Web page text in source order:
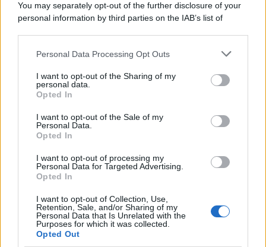
You may separately opt-out of the further disclosure of your
personal information by third parties on the IAB’s list of
This information may also be disclosed by us to third parties
disclose it to other third parties.
Please note that this website/app uses one or more Google
services and may gather and store information including but
not limited to your visit or usage behaviour. You may click to
grant or deny consent to Google and its third-party tags to
consent section.
Personal Data Processing Opt Outs
I want to opt-out of the Sharing of my
personal data.
Opted In
I want to opt-out of the Sale of my
Personal Data.
Opted In
I want to opt-out of processing my
Personal Data for Targeted Advertising.
Opted In
I want to opt-out of Collection, Use,
Retention, Sale, and/or Sharing of my
Personal Data that Is Unrelated with the
Purposes for which it was collected.
Opted Out
Francia
InvestirMag
Investieren24
UK
News Hub UK
Lgbtq News
Olanda